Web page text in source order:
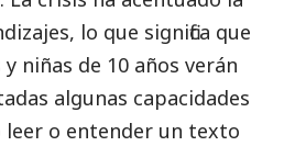
lo que significa que
niñas de 10 años verán
algunas capacidades
leer o entender un texto